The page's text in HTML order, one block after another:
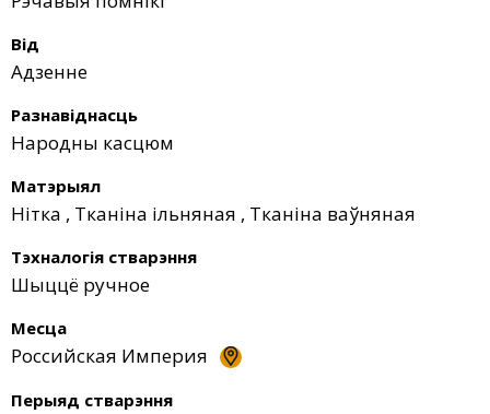
Від
Адзенне
Разнавіднасць
Народны касцюм
Матэрыял
Нітка , Тканіна ільняная , Тканіна ваўняная
Тэхналогія стварэння
Шыццё ручное
Месца
Российская Империя
Перыяд стварэння